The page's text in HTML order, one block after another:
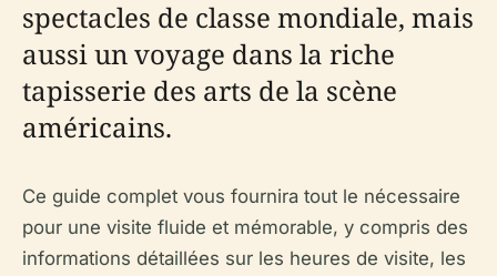
spectacles de classe mondiale, mais
aussi un voyage dans la riche
tapisserie des arts de la scène
américains.
Ce guide complet vous fournira tout le nécessaire
pour une visite fluide et mémorable, y compris des
informations détaillées sur les heures de visite, les